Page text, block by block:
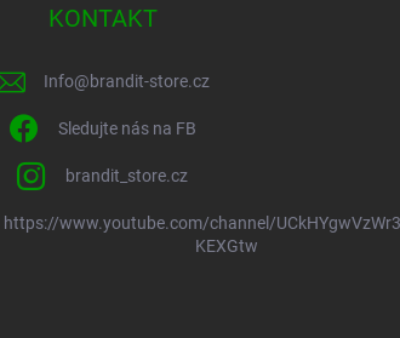
KONTAKT
Info@brandit-store.cz
Sledujte nás na FB
brandit_store.cz
https://www.youtube.com/channel/
KEXGtw